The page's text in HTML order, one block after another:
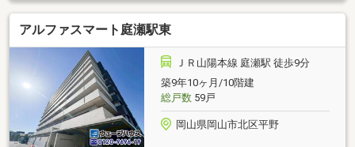
はお電話がスムーズです♪
アルファスマート庭瀬駅東
ＪＲ山陽本線 庭瀬駅 徒歩9分
築9年10ヶ月/10階建
総戸数59戸
岡山県岡山市北区平野